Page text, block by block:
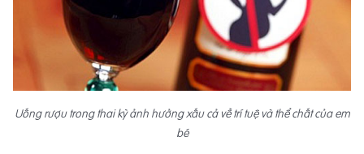
Uống rượu trong thai kỳ ảnh hưởng xấu cả về trí tuệ và thể chất của em
bé